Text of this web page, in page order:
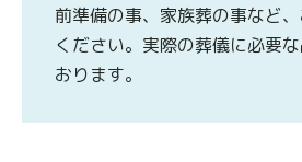
前準備の事、家族葬の事など
ください。実際の葬儀に必要
おります。